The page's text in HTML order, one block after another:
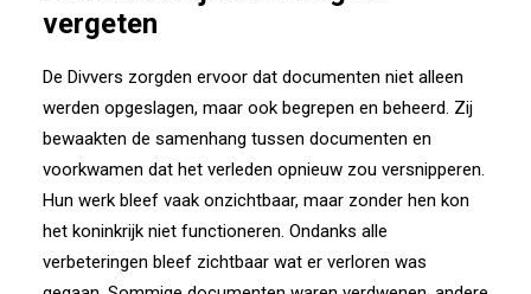
vergeten
De Divvers zorgden ervoor dat documenten niet alleen
werden opgeslagen, maar ook begrepen en beheerd. Zij
bewaakten de samenhang tussen documenten en
voorkwamen dat het verleden opnieuw zou versnipperen.
Hun werk bleef vaak onzichtbaar, maar zonder hen kon
het koninkrijk niet functioneren. Ondanks alle
verbeteringen bleef zichtbaar wat er verloren was